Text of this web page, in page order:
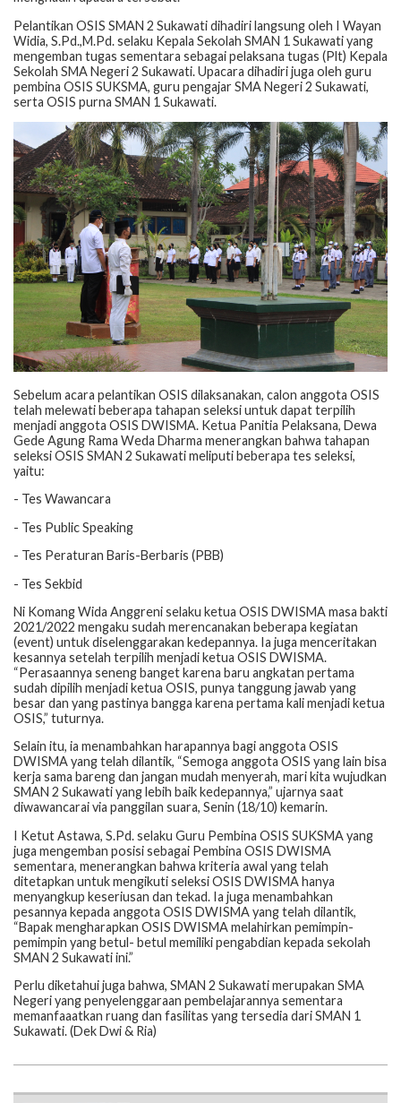
Pelantikan OSIS SMAN 2 Sukawati dihadiri langsung oleh I Wayan
Widia, S.Pd.,M.Pd. selaku Kepala Sekolah SMAN 1 Sukawati yang
mengemban tugas sementara sebagai pelaksana tugas (Plt) Kepala
Sekolah SMA Negeri 2 Sukawati. Upacara dihadiri juga oleh guru
pembina OSIS SUKSMA, guru pengajar SMA Negeri 2 Sukawati,
serta OSIS purna SMAN 1 Sukawati.
Sebelum acara pelantikan OSIS dilaksanakan, calon anggota OSIS
telah melewati beberapa tahapan seleksi untuk dapat terpilih
menjadi anggota OSIS DWISMA. Ketua Panitia Pelaksana, Dewa
Gede Agung Rama Weda Dharma menerangkan bahwa tahapan
seleksi OSIS SMAN 2 Sukawati meliputi beberapa tes seleksi,
yaitu:
- Tes Wawancara
- Tes Public Speaking
- Tes Peraturan Baris-Berbaris (PBB)
- Tes Sekbid
Ni Komang Wida Anggreni selaku ketua OSIS DWISMA masa bakti
2021/2022 mengaku sudah merencanakan beberapa kegiatan
(event) untuk diselenggarakan kedepannya. Ia juga menceritakan
kesannya setelah terpilih menjadi ketua OSIS DWISMA.
“Perasaannya seneng banget karena baru angkatan pertama
sudah dipilih menjadi ketua OSIS, punya tanggung jawab yang
besar dan yang pastinya bangga karena pertama kali menjadi ketua
OSIS,” tuturnya.
Selain itu, ia menambahkan harapannya bagi anggota OSIS
DWISMA yang telah dilantik, “Semoga anggota OSIS yang lain bisa
kerja sama bareng dan jangan mudah menyerah, mari kita wujudkan
SMAN 2 Sukawati yang lebih baik kedepannya,” ujarnya saat
diwawancarai via panggilan suara, Senin (18/10) kemarin.
I Ketut Astawa, S.Pd. selaku Guru Pembina OSIS SUKSMA yang
juga mengemban posisi sebagai Pembina OSIS DWISMA
sementara, menerangkan bahwa kriteria awal yang telah
ditetapkan untuk mengikuti seleksi OSIS DWISMA hanya
menyangkup keseriusan dan tekad. Ia juga menambahkan
pesannya kepada anggota OSIS DWISMA yang telah dilantik,
“Bapak mengharapkan OSIS DWISMA melahirkan pemimpin-
pemimpin yang betul- betul memiliki pengabdian kepada sekolah
SMAN 2 Sukawati ini.”
Perlu diketahui juga bahwa, SMAN 2 Sukawati merupakan SMA
Negeri yang penyelenggaraan pembelajarannya sementara
memanfaaatkan ruang dan fasilitas yang tersedia dari SMAN 1
Sukawati. (Dek Dwi & Ria)